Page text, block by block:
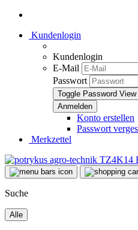
Kundenlogin
Kundenlogin
E-Mail
Passwort
Toggle Password View
Konto erstellen
Passwort
Merkzettel
Suche
Alle